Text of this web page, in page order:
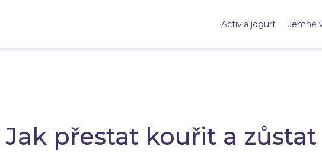
Activia jogurt Jemné
přestat kouřit a zůstat